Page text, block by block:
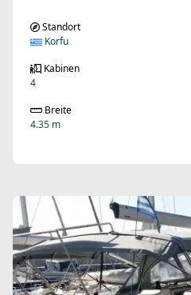
Standort
Korfu
Kabinen
4
Breite
4.35 m